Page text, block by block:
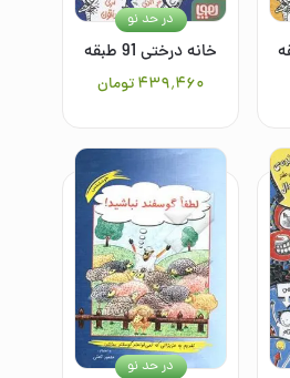
خانه درختی 91 طبقه
۴۳۹٬۴۶۰تومان
در حد نو
در حد نو